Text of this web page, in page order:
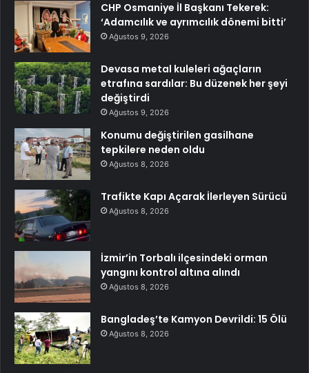
CHP Osmaniye İl Başkanı Tekerek:
‘Adamcılık ve ayrımcılık dönemi bitti’
Ağustos 9, 2026
Devasa metal kuleleri ağaçların
etrafına sardılar: Bu düzenek her şeyi
değiştirdi
Ağustos 9, 2026
Konumu değiştirilen gasilhane
tepkilere neden oldu
Ağustos 8, 2026
Trafikte Kapı Açarak İlerleyen Sürücü
Ağustos 8, 2026
İzmir’in Torbalı ilçesindeki orman
yangını kontrol altına alındı
Ağustos 8, 2026
Bangladeş’te Kamyon Devrildi: 15 Ölü
Ağustos 8, 2026